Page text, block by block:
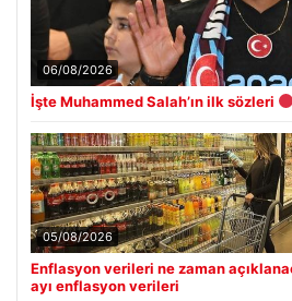
06/08/2026
İşte Muhammed Salah’ın ilk sözleri
05/08/2026
Enflasyon verileri ne zaman
ayı enflasyon verileri